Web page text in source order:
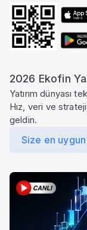
2026 Ekofin
Yatırım dünyası
Hız, veri ve
geldin.
Size en